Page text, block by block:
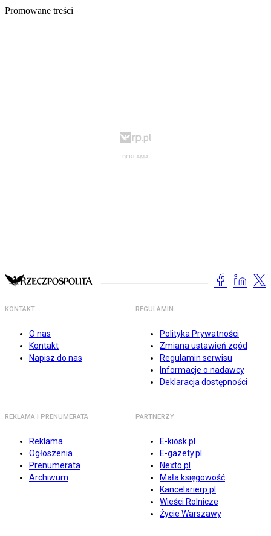
Promowane treści
KONTAKT
O nas
Kontakt
Napisz do nas
REGULAMIN
Polityka Prywatności
Zmiana ustawień zgód
Regulamin serwisu
Informacje o nadawcy
Deklaracja dostępności
REKLAMA I PRENUMERATA
Reklama
Ogłoszenia
Prenumerata
Archiwum
PARTNERZY
E-kiosk.pl
E-gazety.pl
Nexto.pl
Mała księgowość
Kancelarierp.pl
Wieści Rolnicze
Życie Warszawy